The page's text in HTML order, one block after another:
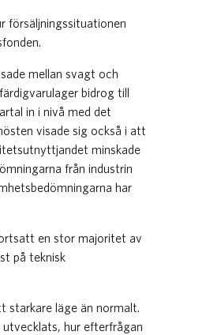
försäljningssituationen
mellan svagt och
bidrog till
in i nivå med det
visade sig också i att
minskade
från industrin
har
en stor majoritet av
på teknisk
starkare läge än normalt.
hur efterfrågan